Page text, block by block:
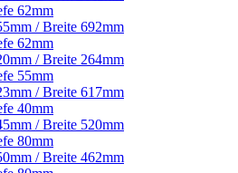
62mm
/ Breite 692mm
62mm
/ Breite 264mm
55mm
/ Breite 617mm
40mm
/ Breite 520mm
80mm
/ Breite 462mm